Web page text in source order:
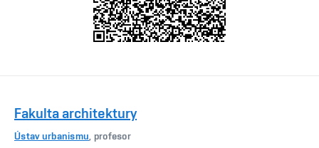
Fakulta architektury
Ústav urbanismu, profesor